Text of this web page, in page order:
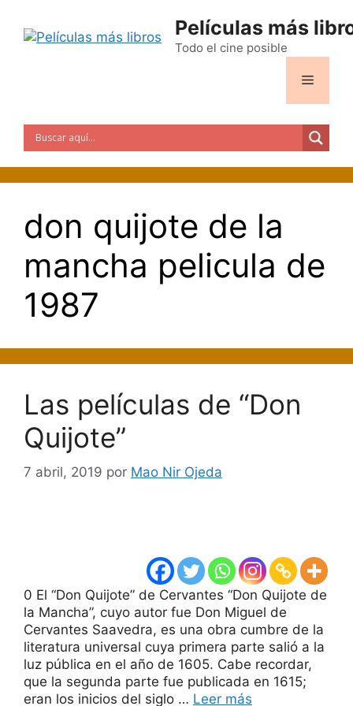
contenido
Películas más
Todo el cine posible
Menú
don quijote de la
mancha pelicula de
1987
Las películas de “Don
Quijote”
7 abril, 2019 por Mao Nir Ojeda
0 El “Don Quijote” de Cervantes “Don Quijote de
la Mancha”, cuyo autor fue Don Miguel de
Cervantes Saavedra, es una obra cumbre de la
literatura universal cuya primera parte salió a la
luz pública en el año de 1605. Cabe recordar,
que la segunda parte fue publicada en 1615;
eran los inicios del siglo … Leer más